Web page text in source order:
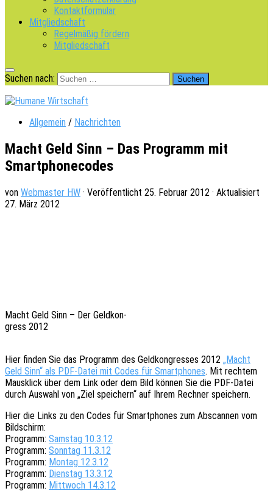
Kontaktformular
Mitgliedschaft
Regelmäßig fördern
Mitgliedschaft
Suchen nach:
Allgemein / Nachrichten
Macht Geld Sinn – Das Programm mit
Smartphonecodes
von Webmaster HW · Veröffentlicht 25. Februar 2012 · Aktualisiert
27. März 2012
Macht Geld Sinn – Der Geld­kon­
gress 2012
Hier finden Sie das Programm des Geld­kon­gres­ses 2012 „Macht
Geld Sinn“ als PDF-Datei mit Codes für Smart­phones. Mit rech­tem
Maus­klick über dem Link oder dem Bild können Sie die PDF-Datei
durch Auswahl von „Ziel spei­chern“ auf Ihrem Rech­ner speichern.
Hier die Links zu den Codes für Smart­phones zum Abscan­nen vom
Bildschirm:
Programm: Sams­tag 10.3.12
Programm: Sonn­tag 11.3.12
Programm: Montag 12.3.12
Programm: Diens­tag 13.3.12
Programm: Mitt­woch 14.3.12